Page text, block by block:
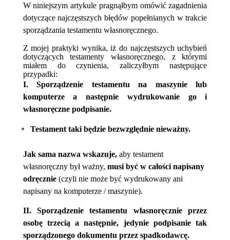
W niniejszym artykule pragnąłbym omówić zagadnienia
dotyczące najczęstszych błędów popełnianych w trakcie
sporządzania testamentu własnoręcznego.
Z mojej praktyki wynika, iż do najczęstszych uchybień
dotyczących testamenty własnoręcznego, z którymi
miałem do czynienia, zaliczyłbym następujące
przypadki:
I. Sporządzenie testamentu na maszynie lub
komputerze a następnie wydrukowanie go i
własnoręczne podpisanie.
Testament taki będzie bezwzględnie nieważny.
Jak sama nazwa wskazuje, aby testament
własnoręczny był ważny, musi być w całości napisany
odręcznie(czyli nie może być wydrukowany ani
napisany na komputerze / maszynie).
II. Sporządzenie testamentu własnoręcznie przez
osobę trzecią a następnie, jedynie podpisanie tak
sporządzonego dokumentu przez spadkodawcę.